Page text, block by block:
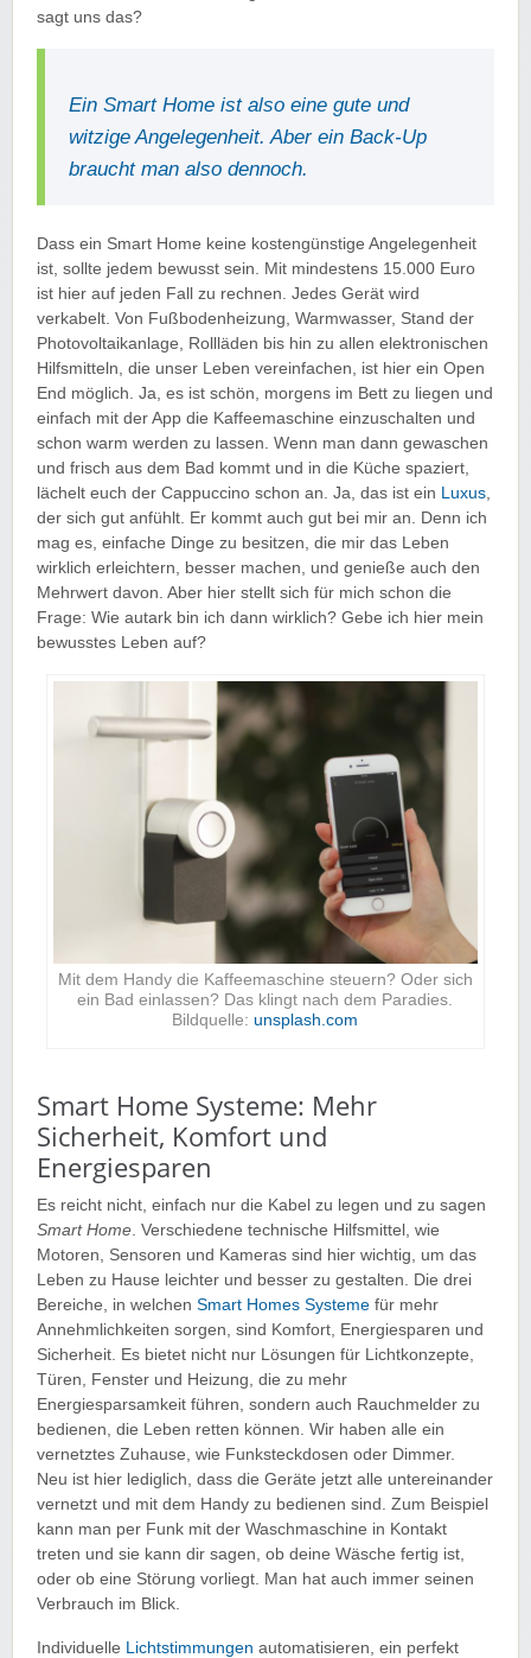
sagt uns das?
Ein Smart Home ist also eine gute und
witzige Angelegenheit. Aber ein Back-Up
braucht man also dennoch.
Dass ein Smart Home keine kostengünstige Angelegenheit
ist, sollte jedem bewusst sein. Mit mindestens 15.000 Euro
ist hier auf jeden Fall zu rechnen. Jedes Gerät wird
verkabelt. Von Fußbodenheizung, Warmwasser, Stand der
Photovoltaikanlage, Rollläden bis hin zu allen elektronischen
Hilfsmitteln, die unser Leben vereinfachen, ist hier ein Open
End möglich. Ja, es ist schön, morgens im Bett zu liegen und
einfach mit der App die Kaffeemaschine einzuschalten und
schon warm werden zu lassen. Wenn man dann gewaschen
und frisch aus dem Bad kommt und in die Küche spaziert,
lächelt euch der Cappuccino schon an. Ja, das ist ein Luxus
der sich gut anfühlt. Er kommt auch gut bei mir an. Denn ich
mag es, einfache Dinge zu besitzen, die mir das Leben
wirklich erleichtern, besser machen, und genieße auch den
Mehrwert davon. Aber hier stellt sich für mich schon die
Frage: Wie autark bin ich dann wirklich? Gebe ich hier mein
bewusstes Leben auf?
Mit dem Handy die Kaffeemaschine steuern? Oder sich
ein Bad einlassen? Das klingt nach dem Paradies.
Bildquelle:unsplash.com
Smart Home Systeme: Mehr
Sicherheit, Komfort und
Energiesparen
Es reicht nicht, einfach nur die Kabel zu legen und zu sagen
Smart Home . Verschiedene technische Hilfsmittel, wie
Motoren, Sensoren und Kameras sind hier wichtig, um das
Leben zu Hause leichter und besser zu gestalten. Die drei
Bereiche, in welchen Smart Homes Systeme für mehr
Annehmlichkeiten sorgen, sind Komfort, Energiesparen und
Sicherheit. Es bietet nicht nur Lösungen für Lichtkonzepte,
Türen, Fenster und Heizung, die zu mehr
Energiesparsamkeit führen, sondern auch Rauchmelder zu
bedienen, die Leben retten können. Wir haben alle ein
vernetztes Zuhause, wie Funksteckdosen oder Dimmer.
Neu ist hier lediglich, dass die Geräte jetzt alle untereinander
vernetzt und mit dem Handy zu bedienen sind. Zum Beispiel
kann man per Funk mit der Waschmaschine in Kontakt
treten und sie kann dir sagen, ob deine Wäsche fertig ist,
oder ob eine Störung vorliegt. Man hat auch immer seinen
Verbrauch im Blick.
Individuelle Lichtstimmungen automatisieren, ein perfekt